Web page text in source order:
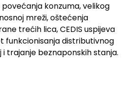
povećanja konzuma, velikog
mreži, oštećenja
trećih lica, CEDIS uspijeva
funkcionisanja distributivnog
trajanje beznaponskih stanja.